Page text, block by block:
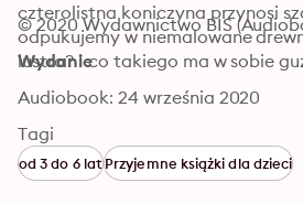
czterolistna koniczyna przynosi
odpukujemy w niemalowane
lustro? I co takiego ma w sobie
© 2020 Wydawnictwo BIS
Wydanie
Audiobook: 24 września 2020
Tagi
od 3 do 6 latPrzyjemne książki dla dzieci